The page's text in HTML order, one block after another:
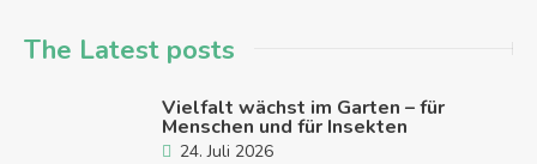
The Latest posts
Vielfalt wächst im Garten – für
Menschen und für Insekten
24. Juli 2026